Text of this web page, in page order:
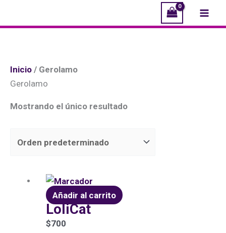
Inicio / Gerolamo
Gerolamo
Mostrando el único resultado
Añadir al carrito
LoliCat
$700